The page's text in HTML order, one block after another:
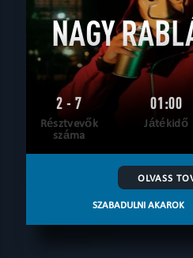
NAGY
2 - 7
Résztvevők
száma
01:00
Játékidő
OLVASS
SZABADULNI AKAROK